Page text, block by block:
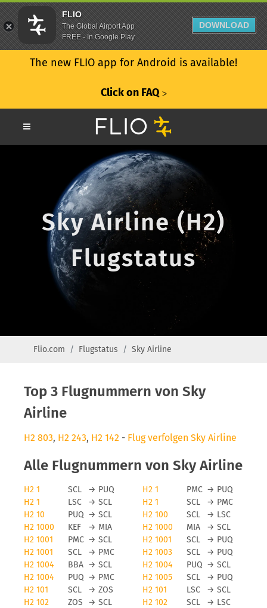
The new FLIO app for Android is available!
Click on FAQ ᐳ
Sky Airline (H2)
Flugstatus
Flio.com Flugstatus Sky Airline
Top 3 Flugnummern von Sky
Airline
H2 803, H2 243, H2 142 - Flug verfolgen Sky Airline
Alle Flugnummern von Sky Airline
H2 1 SCL → PUQ H2 1 PMC → PUQ
H2 1
LSC → SCL H2 1 SCL → PMC
H2 10
PUQ → SCL H2 100 SCL → LSC
H2 1000
KEF → MIA H2 1000 MIA → SCL
H2 1001
PMC → SCL H2 1001 SCL → PUQ
H2 1001
SCL → PMC H2 1003 SCL → PUQ
H2 1004
BBA → SCL H2 1004 PUQ → SCL
H2 1004
PUQ → PMC H2 1005 SCL → PUQ
H2 101
SCL → ZOS H2 101 LSC → SCL
H2 102
ZOS → SCL H2 102 SCL → LSC
FLIO
The Global Airport App
FREE - In Google Play
DOWNLOAD